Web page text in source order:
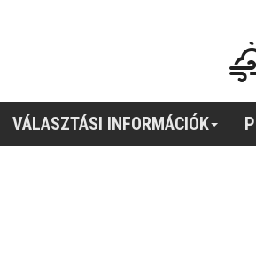
VÁLASZTÁSI INFORMÁCIÓK